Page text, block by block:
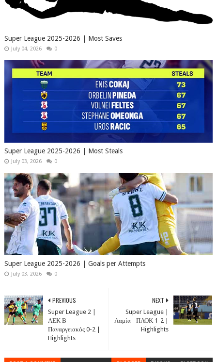
Super League 2025-2026 | Most Saves
July 04, 2026 0
Super League 2025-2026 | Most Steals
July 03, 2026 0
Super League 2025-2026 | Goals per Attempts
July 03, 2026 0
NEXT
Super League |
Λαμία - ΠΑΟΚ 1-2 |
Highlights
PREVIOUS
Super League 2 |
ΑΕΚ Β -
Παναργειακός 0-2 |
Highlights